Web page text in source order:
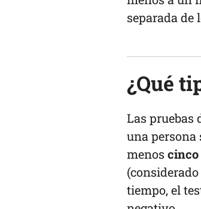
separada de
¿Qué
Las pruebas
una persona
menos cinco
tiempo, el